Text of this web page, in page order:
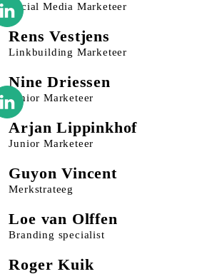
Social Media Marketeer
Rens Vestjens
Linkbuilding Marketeer
Nine Driessen
Junior Marketeer
Arjan Lippinkhof
Junior Marketeer
Guyon Vincent
Merkstrateeg
Loe van Olffen
Branding specialist
Roger Kuik